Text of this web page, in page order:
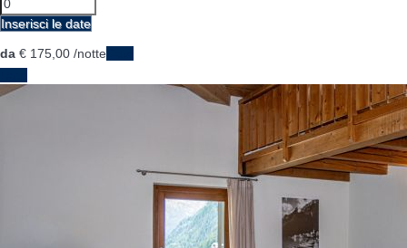
Inserisci le date
da € 175, 00 /notte